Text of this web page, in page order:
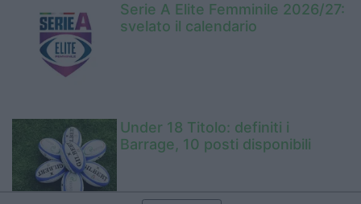
Serie A Elite Femminile 2026/27:
svelato il calendario
Under 18 Titolo: definiti i
Barrage, 10 posti disponibili